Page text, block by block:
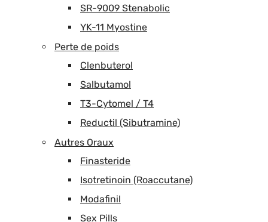
SR-9009 Stenabolic
YK-11 Myostine
Perte de poids
Clenbuterol
Salbutamol
T3-Cytomel / T4
Reductil (Sibutramine)
Autres Oraux
Finasteride
Isotretinoin (Roaccutane)
Modafinil
Sex Pills